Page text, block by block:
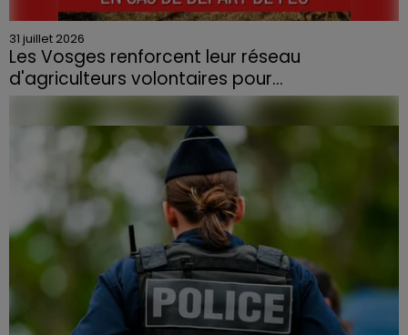
31 juillet 2026
Les Vosges renforcent leur réseau
d'agriculteurs volontaires pour...
Face à la sécheresse et aux risques de départs de feu,
la Chambre d'agriculture des Vosges a lancé un appel
aux agriculteurs volontaires pour venir en aide...